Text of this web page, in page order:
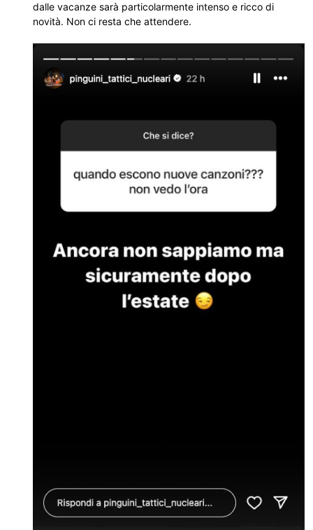
dalle vacanze sarà particolarmente intenso e ricco di
novità. Non ci resta che attendere.